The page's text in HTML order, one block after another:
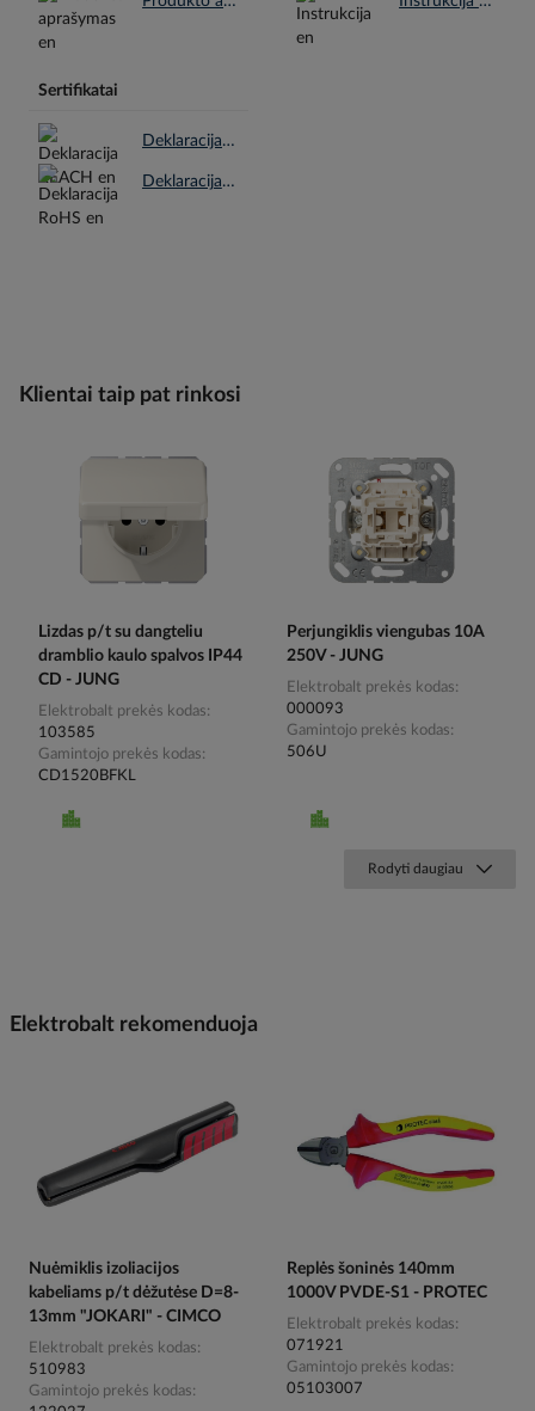
Sertifikatai
Deklaracija REACH en.pdf
Deklaracija RoHS en.pdf
Klientai taip pat rinkosi
Lizdas p/t su dangteliu
dramblio kaulo spalvos IP44
CD - JUNG
Elektrobalt prekės kodas
103585
Gamintojo prekės kodas
CD1520BFKL
Perjungiklis viengubas 10A
250V - JUNG
Elektrobalt prekės kodas
000093
Gamintojo prekės kodas
506U
Rodyti daugiau
Elektrobalt rekomenduoja
Nuėmiklis izoliacijos
kabeliams p/t dėžutėse D=8-
13mm "JOKARI" - CIMCO
Elektrobalt prekės kodas
510983
Gamintojo prekės kodas
Replės šoninės 140mm
1000V PVDE-S1 - PROTEC
Elektrobalt prekės kodas
071921
Gamintojo prekės kodas
05103007